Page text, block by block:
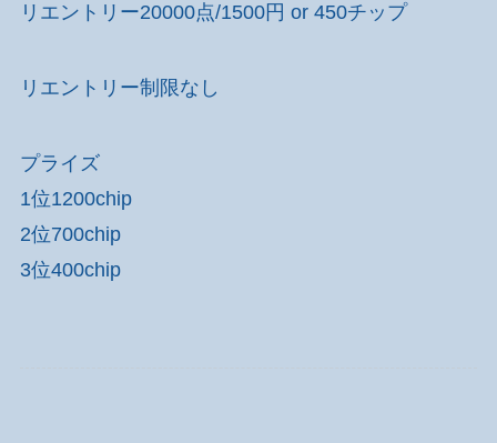
リエントリー20000点/1500円 or 450チップ
リエントリー制限なし
プライズ
1位1200chip
2位700chip
3位400chip